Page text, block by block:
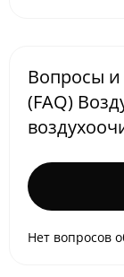
Вопросы и
(FAQ)
Нет вопросов